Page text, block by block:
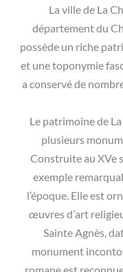
La ville de La
département du
possède un riche
et une toponymie
a conservé de
Le patrimoine de
plusieurs
Construite au XVe
exemple
l’époque. Elle est
œuvres d’art
Sainte Agnès,
monument